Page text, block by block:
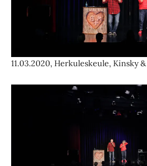
11.03.2020, Herkuleskeule, Kinsky